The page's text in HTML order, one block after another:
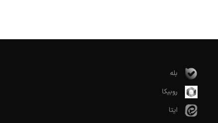
بله
روبیکا
ایتا